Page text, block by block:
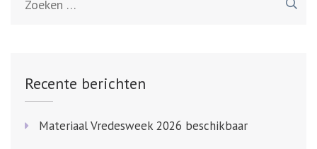
Recente berichten
Materiaal Vredesweek 2026 beschikbaar